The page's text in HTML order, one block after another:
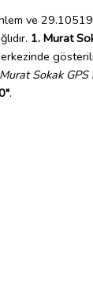
ve
1. Murat
Sokak GPS
.